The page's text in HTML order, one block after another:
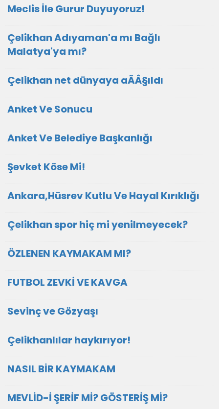
Meclis İle Gurur Duyuyoruz!
Çelikhan Adıyaman'a mı Bağlı
Malatya'ya mı?
Çelikhan net dünyaya aÃÂ§ıldı
Anket Ve Sonucu
Anket Ve Belediye Başkanlığı
Şevket Köse Mi!
Ankara,Hüsrev Kutlu Ve Hayal Kırıklığı
Çelikhan spor hiç mi yenilmeyecek?
ÖZLENEN KAYMAKAM MI?
FUTBOL ZEVKİ VE KAVGA
Sevinç ve Gözyaşı
Çelikhanlılar haykırıyor!
NASIL BİR KAYMAKAM
MEVLİD-İ ŞERİF Mİ? GÖSTERİŞ Mİ?